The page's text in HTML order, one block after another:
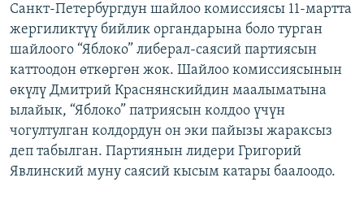
БИЗ ЖАНА ДҮЙНӨ
ДАНИСТЕ
ЭЖЕ-СИҢДИЛЕР
АЗАТТЫК+
ЫҢГАЙСЫЗ СУРООЛОР
Русский
ОНЛАЙН ШЕРИНЕ
ЭЕ/АРнун бардык сайттары
Санкт-Петербургдун шайлоо комиссиясы 11-мартта
жергиликтүү бийлик органдарына боло турган
шайлоого “Яблоко” либерал-саясий партиясын
каттоодон өткөргөн жок. Шайлоо комиссиясынын
өкүлү Дмитрий Краснянскийдин маалыматына
ылайык, “Яблоко” патриясын колдоо үчүн
чогултулган колдордун он эки пайызы жараксыз
деп табылган. Партиянын лидери Григорий
Явлинский муну саясий кысым катары баалоодо.